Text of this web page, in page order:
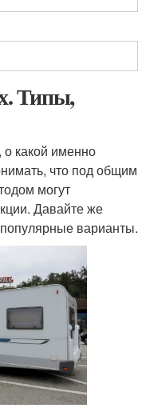
Типы,
какой именно
что под общим
могут
Давайте же
варианты.